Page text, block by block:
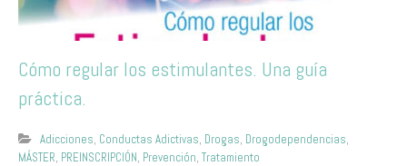
Cómo regular los estimulantes. Una guía
práctica.
Adicciones, Conductas Adictivas, Drogas, Drogodependencias,
MÁSTER, PREINSCRIPCIÓN, Prevención, Tratamiento